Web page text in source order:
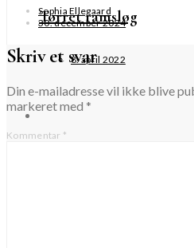
Tørret ramsløg
8. april 2022
Sophia Ellegaard
30. december 2024
Skriv et svar
Din e-mailadresse vil ikke blive
markeret med *
Kommentar *